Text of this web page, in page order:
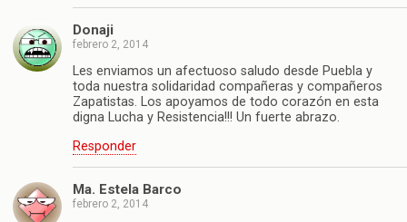
Donaji
febrero 2, 2014
Les enviamos un afectuoso saludo desde Puebla y
toda nuestra solidaridad compañeras y compañeros
Zapatistas. Los apoyamos de todo corazón en esta
digna Lucha y Resistencia!!! Un fuerte abrazo.
Responder
Ma. Estela Barco
febrero 2, 2014